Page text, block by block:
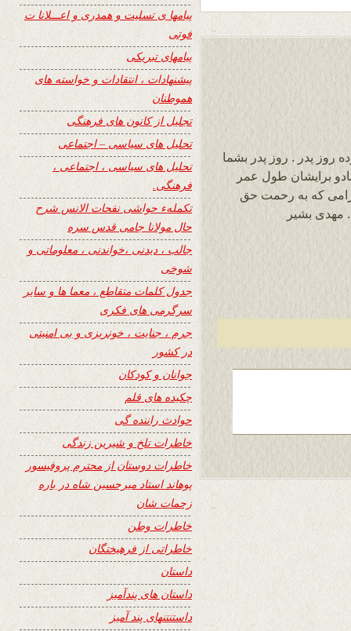
روز پدر . روز پدر بشما
برایشان طول عمر
که به رحمت حق
مهدی بشیر
پیامها ی تسلیت و همدری و اعـــلانا ت
فوتی
پیامهای تبریکی
پیشنهادات ، انتقادات و خواسته های
هموطنان
تجلیل از کانون های فرهنگی
تحلیل های سیاسی – اجتماعی
تحلیل های سیاسی ، اجتماعی ،
فرهنگی.
تکملهء حواشی نفحات الانس شرح
حال مولانا جامی قدس سره
جالب ، دیدنی ،خواندنی ، معلوماتی و
شوخی
جدول کلمات متقاطع ، معما ها و سایر
سرگرمی های فکری
جرم ، جنایت ، خونریزی و بی امنیتی
در کشور
جوانان و کودکان
چکیده های قلم
حوادث راننده گی
خاطرات تلخ و شیرین زندگی
خاطرات دوستان از محترم پروفیسور
پوهاند استاد میرحسین شاه در باره
زحمات شان
خاطرات وطن
خاطراتی از فرهیختگان
داستان
داستان های پندآمیز
داستنتنهای پند آمیز